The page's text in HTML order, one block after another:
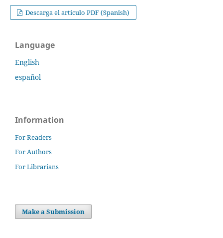
Descarga el artículo PDF (Spanish)
Language
English
español
Information
For Readers
For Authors
For Librarians
Make a Submission